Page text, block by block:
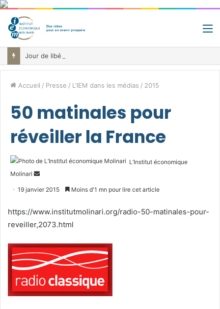
Accueil / Presse / L'IEM dans les médias / 2015
50 matinales pour
réveiller la France
L’Institut économique
Molinari
Envoyer
19 janvier 2015 Moins d'1 mn pour lire cet article
https://www.institutmolinari.org/radio-50-matinales-pour-
reveiller,2073.html